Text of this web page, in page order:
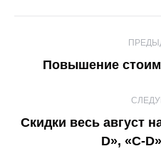
поПовышение
Скидки весь август
D», «С-